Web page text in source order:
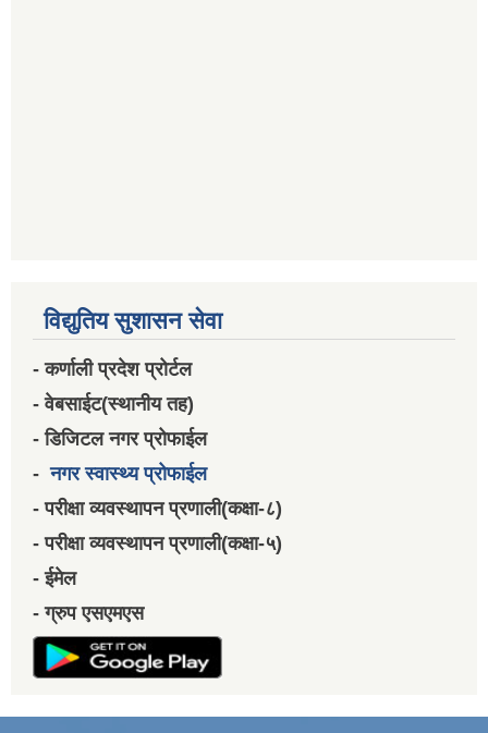
विद्युतिय सुशासन सेवा
- कर्णाली प्रदेश प्रोर्टल
- वेबसाईट(स्थानीय तह)
- डिजिटल नगर प्रोफाईल
-नगर स्वास्थ्य प्रोफाईल
- परीक्षा व्यवस्थापन प्रणाली(कक्षा-८)
- परीक्षा व्यवस्थापन प्रणाली(कक्षा-५)
- ईमेल
- ग्रुप एसएमएस